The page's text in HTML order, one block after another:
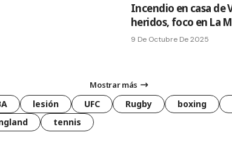
Incendio en casa de
heridos, foco en La
9 De Octubre De 2025
Mostrar más
lesión UFC Rugby boxing
tennis